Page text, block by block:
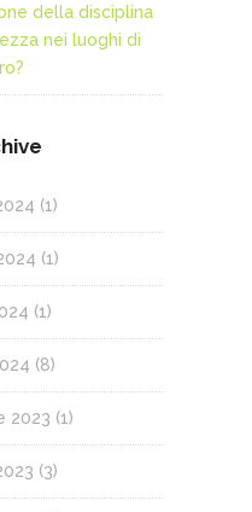
della disciplina
nei luoghi di
(1)
(1)
(1)
(8)
2023 (1)
(3)